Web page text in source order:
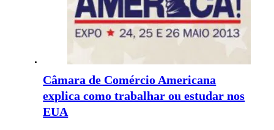
Câmara de Comércio Americana
explica como trabalhar ou estudar nos
EUA